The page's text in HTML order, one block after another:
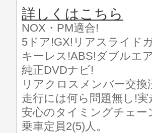
詳しくはこちら
NOX・PM適合!
5ドア!GX!リアスライド
キーレス!ABS!ダブルエ
純正DVDナビ!
リアクロスメンバー交
走行には何ら問題無し!
安心のタイミングチェー
乗車定員2(5)人。